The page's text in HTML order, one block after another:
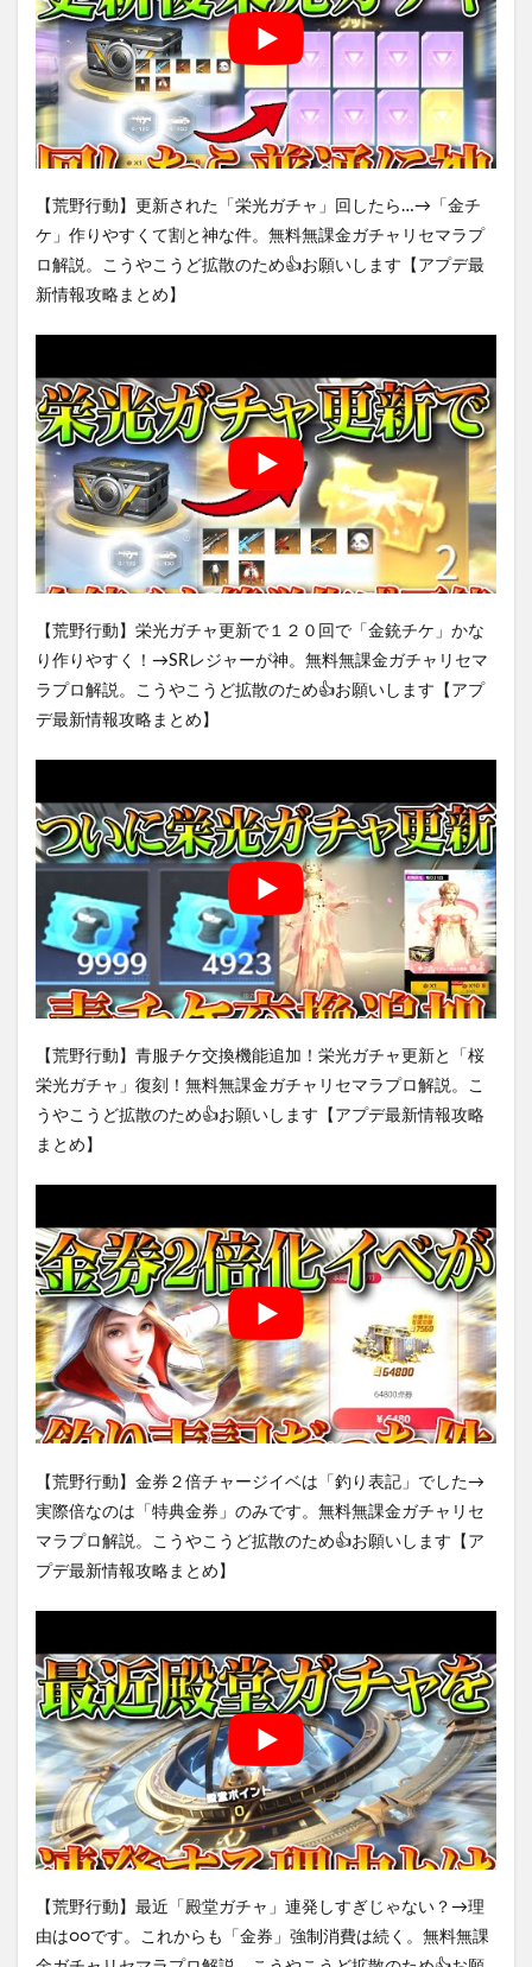
【荒野行動】更新された「栄光ガチャ」回したら…→「金チ
ケ」作りやすくて割と神な件。無料無課金ガチャリセマラプ
ロ解説。こうやこうど拡散のため👍お願いします【アプデ最
新情報攻略まとめ】
【荒野行動】栄光ガチャ更新で１２０回で「金銃チケ」かな
り作りやすく！→SRレジャーが神。無料無課金ガチャリセマ
ラプロ解説。こうやこうど拡散のため👍お願いします【アプ
デ最新情報攻略まとめ】
【荒野行動】青服チケ交換機能追加！栄光ガチャ更新と「桜
栄光ガチャ」復刻！無料無課金ガチャリセマラプロ解説。こ
うやこうど拡散のため👍お願いします【アプデ最新情報攻略
まとめ】
【荒野行動】金券２倍チャージイベは「釣り表記」でした→
実際倍なのは「特典金券」のみです。無料無課金ガチャリセ
マラプロ解説。こうやこうど拡散のため👍お願いします【ア
プデ最新情報攻略まとめ】
【荒野行動】最近「殿堂ガチャ」連発しすぎじゃない？→理
由は○○です。これからも「金券」強制消費は続く。無料無課